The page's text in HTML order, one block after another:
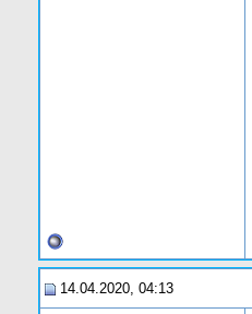
14.04.2020, 04:13